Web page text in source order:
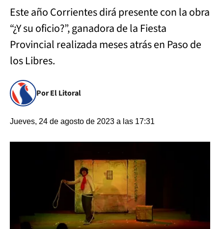
Este año Corrientes dirá presente con la obra
“¿Y su oficio?”, ganadora de la Fiesta
Provincial realizada meses atrás en Paso de
los Libres.
Por El Litoral
Jueves, 24 de agosto de 2023 a las 17:31